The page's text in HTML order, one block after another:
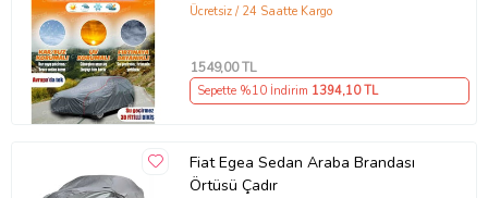
Örtü
Ücretsiz / 24 Saatte Kargo
1549,00 TL
Sepette %10 İndirim 1394,10 TL
Fiat Egea Sedan Araba Brandası
Örtüsü Çadır